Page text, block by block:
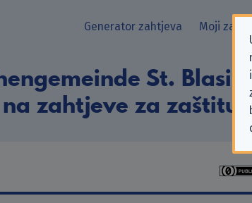
Generator zahtjeva Moji
St.
zahtjeve za